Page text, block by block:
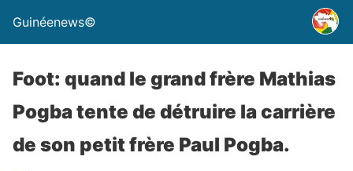
Guinéenews©
Foot: quand le grand frère Mathias
Pogba tente de détruire la carrière
de son petit frère Paul Pogba.